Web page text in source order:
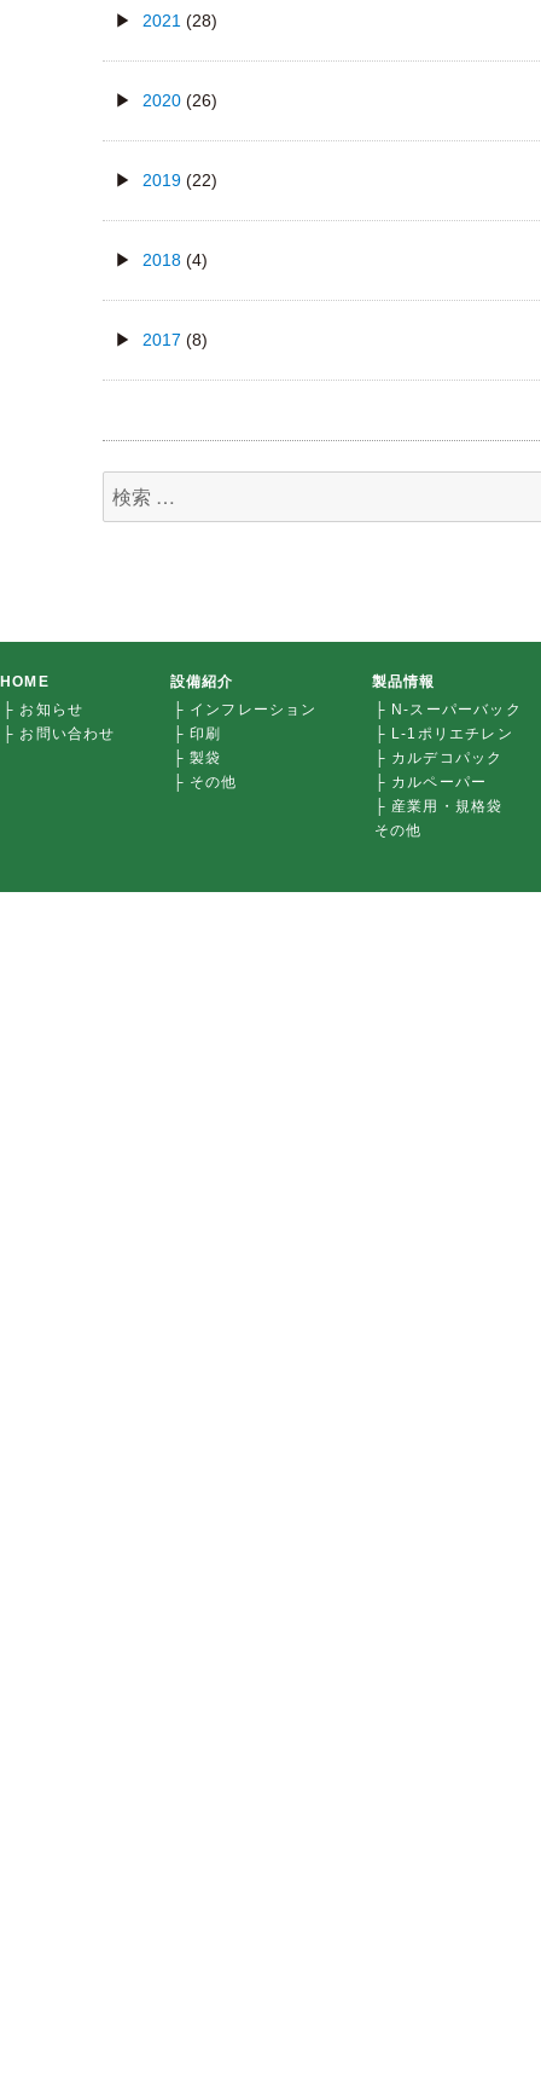
2021 (28)
2020(26)
2019(22)
2018(4)
2017 (8)
検
HOME
├ お知らせ
├ お問い合わせ
設備紹介
├ インフレーション
├ 印刷
├ 製袋
├ その他
製品情報
├ N-スーパーバック
├ L-1ポリエチレン
├ カルデコパック
├ カルペーパー
├ 産業用・規格袋
その他